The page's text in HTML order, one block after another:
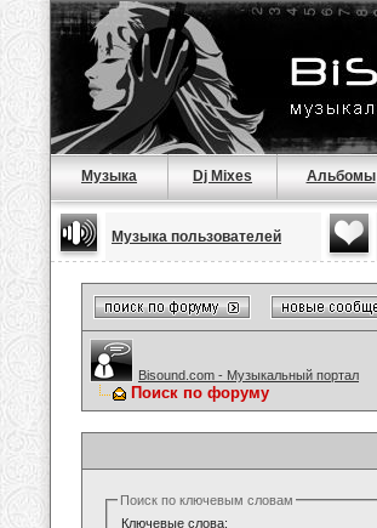
Музыка Dj Mixes Альбомы
Музыка пользователей
Bisound.com - Музыкальный портал
Поиск по форуму
Поиск по ключевым словам
Ключевые слова: